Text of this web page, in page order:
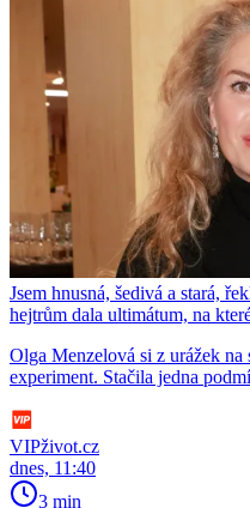
Jsem hnusná, šedivá a stará,
hejtrům dala ultimátum, na
Olga Menzelová si z urážek
experiment. Stačila jedna
VIPživot.cz
dnes, 11:40
3 min